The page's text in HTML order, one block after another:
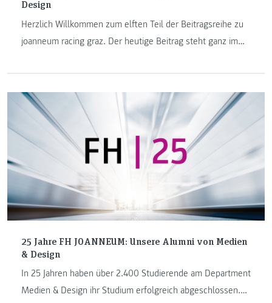
Design
Herzlich Willkommen zum elften Teil der Beitragsreihe zu
joanneum racing graz. Der heutige Beitrag steht ganz im
er gehört auch zu den schönsten bei Formula Student.
25 Jahre FH JOANNEUM: Unsere Alumni von Medien
& Design
In 25 Jahren haben über 2.400 Studierende am Department
Medien & Design ihr Studium erfolgreich abgeschlossen.